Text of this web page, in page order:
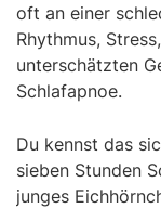
oft an einer
Rhythmus,
unterschätzten
Schlafapnoe.
Du kennst das
sieben Stunden
junges